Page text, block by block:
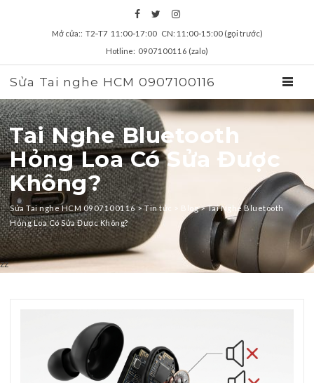
Mở cửa:: T2‑T7 11:00‑17:00 CN: 11:00‑15:00 (gọi trước)
Hotline: 0907100116 (zalo)
Sửa Tai nghe HCM 0907100116
Tai Nghe Bluetooth
Hỏng Loa Có Sửa Được
Không?
Sửa Tai nghe HCM 0907100116>Tin tức Blog>Tai Nghe Bluetooth
Hỏng Loa Có Sửa Được Không?
zz